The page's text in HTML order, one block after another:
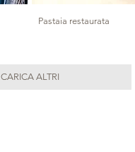
Pastaia restaurata
CARICA ALTRI